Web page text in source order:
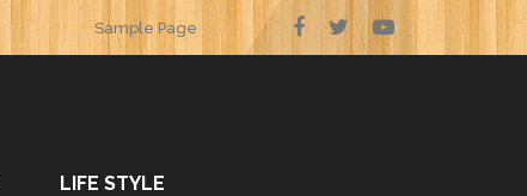
Sample Page
LIFE STYLE